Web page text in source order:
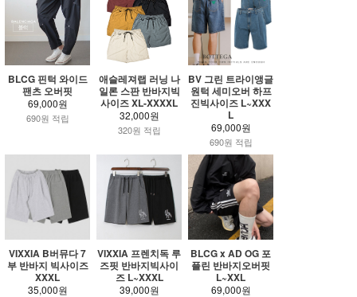
BLCG 핀턱 와이드
팬츠 오버핏
69,000원
690원 적립
애슬레져랩 러닝 나
일론 스판 반바지빅
사이즈 XL-XXXXL
32,000원
320원 적립
BV 그린 트라이앵글
원턱 세미오버 하프
진빅사이즈 L~XXX
L
69,000원
690원 적립
VIXXIA B버뮤다 7
부 반바지 빅사이즈
XXXL
35,000원
VIXXIA 프렌치독 루
즈핏 반바지빅사이
즈 L~XXXL
39,000원
BLCG x AD OG 포
플린 반바지오버핏
L~XXL
69,000원